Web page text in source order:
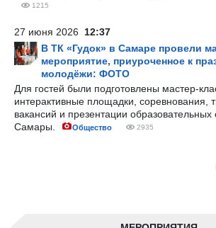
1215
27 июня 2026 12:37
В ТК «Гудок» в Самаре провели
мероприятие, приуроченное к
молодёжи: ФОТО
Для гостей были подготовлены мастер-
интерактивные площадки, соревнования,
вакансий и презентации образовательных
Самары.
Общество 2935